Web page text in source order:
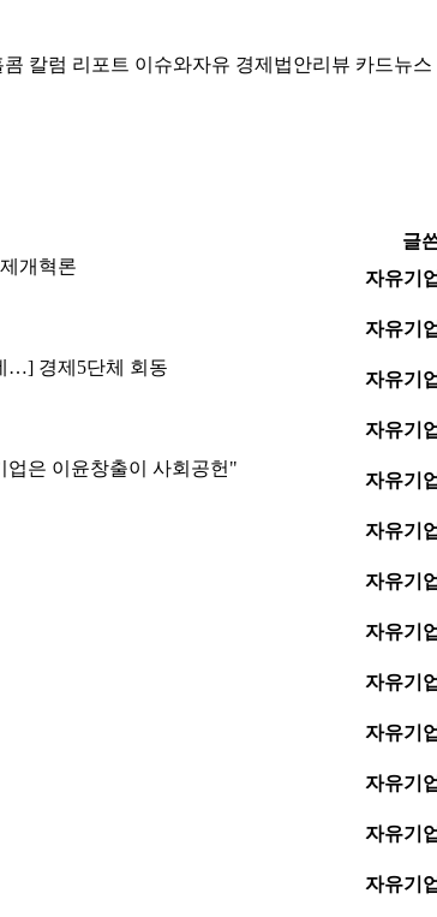
콤 칼럼 리포트 이슈와자유 경제법안리뷰 카드뉴스
글
개혁론
자유기
자유기
…] 경제5단체 회동
자유기
자유기
은 이윤창출이 사회공헌"
자유기
자유기
자유기
자유기
자유기
자유기
자유기
자유기
자유기